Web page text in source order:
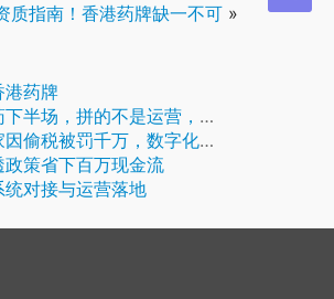
质指南！香港药牌缺一不可 »
港药牌
拼的不是运营，是全链路实力
数字化合规才是跨境长期发展的底气
策省下百万现金流
对接与运营落地